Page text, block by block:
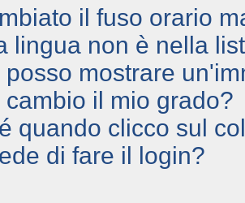
il fuso orario
lingua non è nella
posso mostrare
cambio il mio grado?
quando clicco sul
di fare il login?